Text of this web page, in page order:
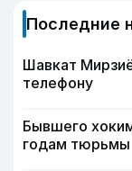
Последние
Шавкат
телефону
Бывшего
годам тюрьмы